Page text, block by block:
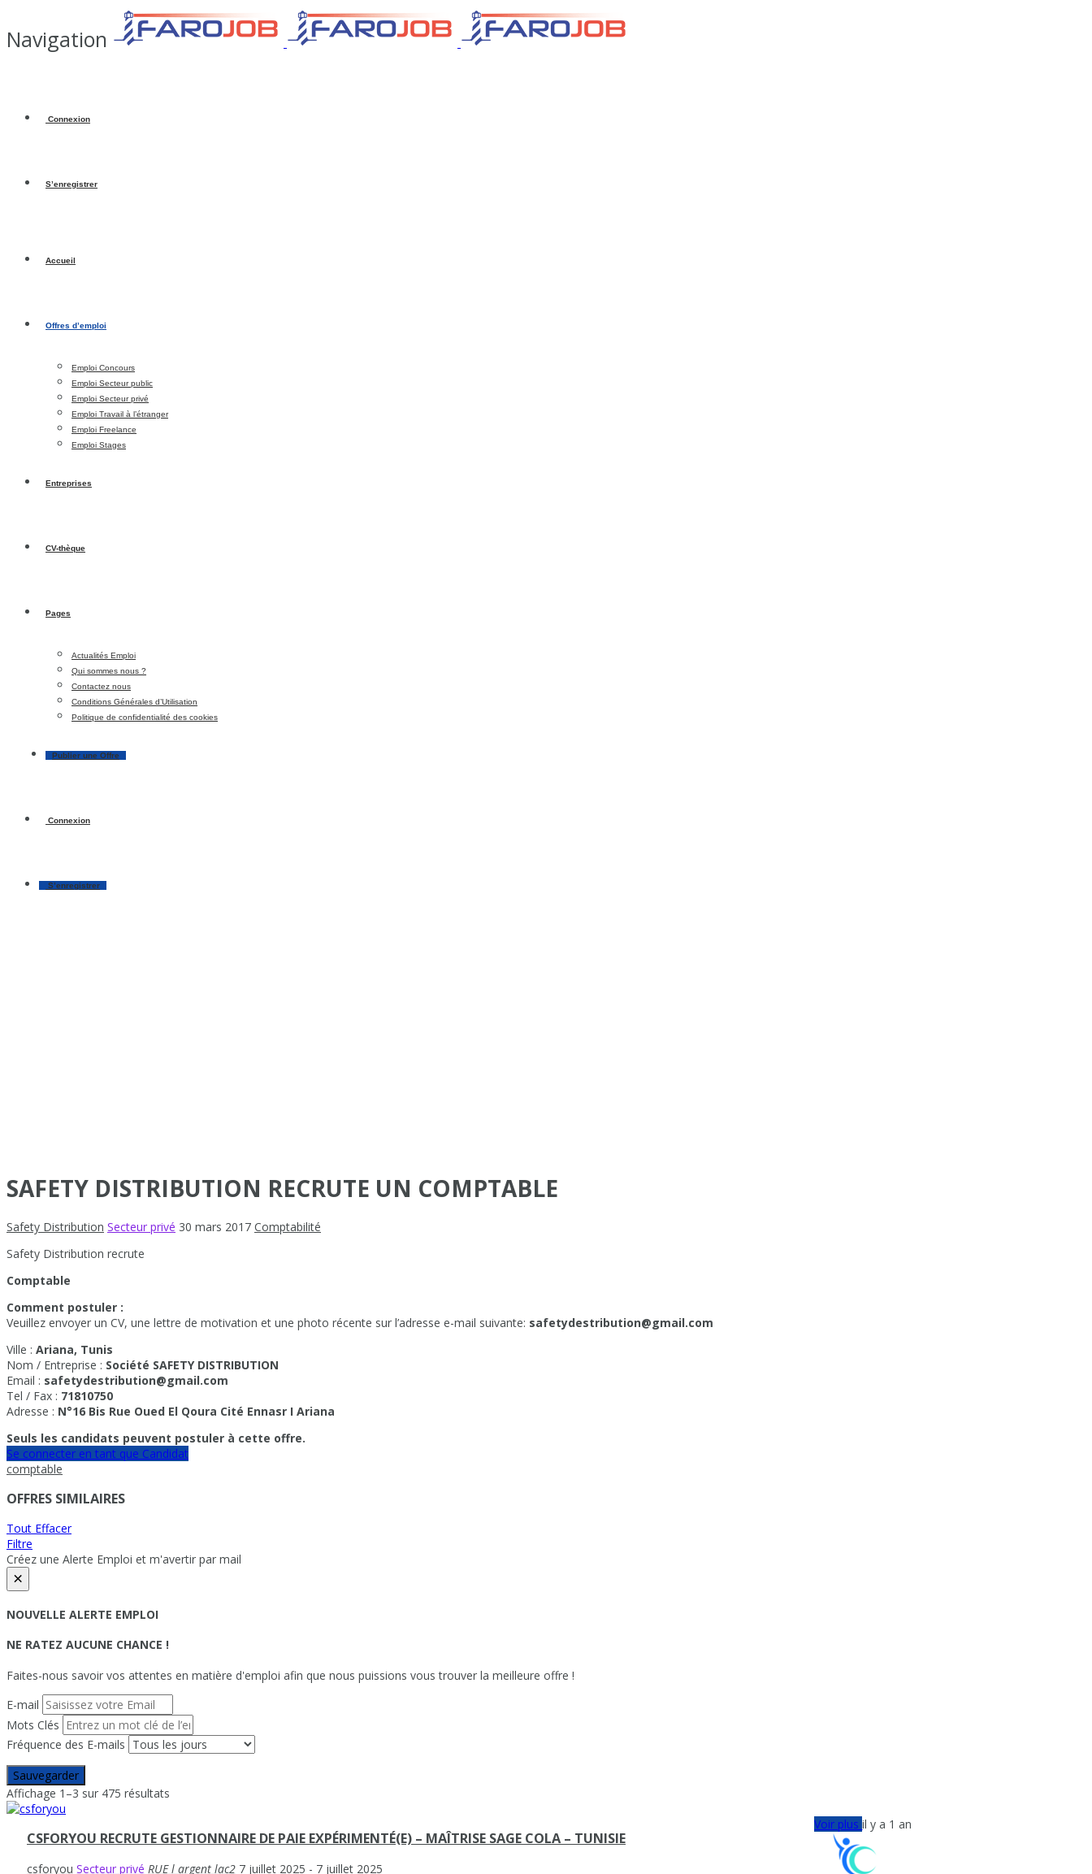
Navigation
Connexion
S’enregistrer
Accueil
Offres d’emploi
Emploi Concours
Emploi Secteur public
Emploi Secteur privé
Emploi Travail à l’étranger
Emploi Freelance
Emploi Stages
Entreprises
CV-thèque
Pages
Actualités Emploi
Qui sommes nous ?
Contactez nous
Conditions Générales d’Utilisation
Politique de confidentialité des cookies
Publier une Offre
Connexion
S’enregistrer
SAFETY DISTRIBUTION RECRUTE UN COMPTABLE
Safety Distribution Secteur privé 30 mars 2017 Comptabilité
Safety Distribution recrute
Comptable
Comment postuler :
Veuillez envoyer un CV, une lettre de motivation et une photo récente sur l’adresse e-mail suivante: safetydestribution@gmail.com
Ville : Ariana, Tunis
Nom / Entreprise : Société SAFETY DISTRIBUTION
Email : safetydestribution@gmail.com
Tel / Fax : 71810750
Adresse : N°16 Bis Rue Oued El Qoura Cité Ennasr I Ariana
Seuls les candidats peuvent postuler à cette offre.
Se connecter en tant que Candidat
comptable
OFFRES SIMILAIRES
Tout Effacer
Filtre
Créez une Alerte Emploi et m'avertir par mail
×
NOUVELLE ALERTE EMPLOI
NE RATEZ AUCUNE CHANCE !
Faites-nous savoir vos attentes en matière d'emploi afin que nous puissions vous trouver la meilleure offre !
E-mail
Mots Clés
Fréquence des E-mails
Sauvegarder
Affichage 1–3 sur 475 résultats
CSFORYOU RECRUTE GESTIONNAIRE DE PAIE EXPÉRIMENTÉ(E) – MAÎTRISE SAGE COLA – TUNISIE
csforyou Secteur privé RUE l argent lac2 7 juillet 2025 - 7 juillet 2025
Voir plusil y a 1 an